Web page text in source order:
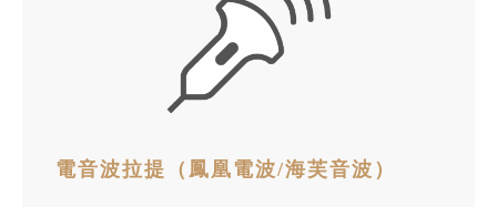
電音波拉提（鳳凰電波/海芙音波）